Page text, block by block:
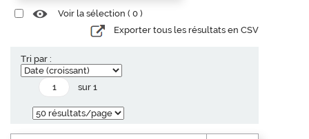
Voir la sélection ( 0 )
Exporter tous les résultats en CSV
Tri par :
sur 1